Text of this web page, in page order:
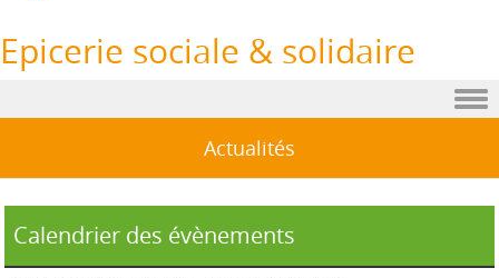
Epicerie sociale & solidaire
Actualités
Calendrier des évènements